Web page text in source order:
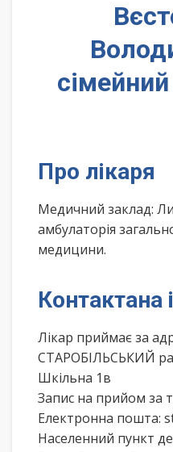
Про лікаря
Медичний заклад:
амбулаторія
медицини.
Контактана
Лікар приймає за
СТАРОБІЛЬСЬКИЙ
Шкільна 1в
Запис на прийом за
Електронна пошта:
Населенний пункт